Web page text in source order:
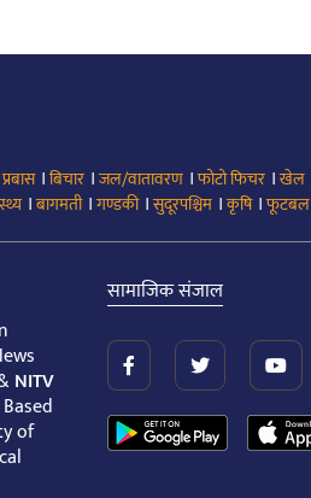
प्रबास।बिचार ।जल/वातावरण ।फोटो फिचर ।खेल
।बागमती।गण्डकी।सुदूरपश्चिम ।कृषि।फूटबल
NITV
of
सामाजिक संजाल